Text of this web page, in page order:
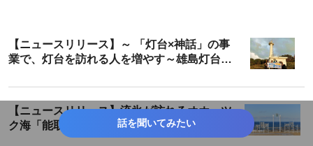
【ニュースリリース】～ 「灯台×神話」の事
業で、灯台を訪れる人を増やす～雄島灯台散
【ニュースリリース】流氷が訪れるオホーツ
ク海「能取岬灯台」を結節点とした地域活性
化 「願いを叶える鐘」「ホタテ貝の絵馬」の
話を聞いてみたい